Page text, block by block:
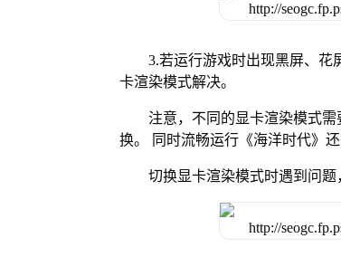
3.若运行游戏时出现黑屏、花
卡渲染模式解决。
注意，不同的显卡渲染模式
换。 同时流畅运行《海洋时代》
切换显卡渲染模式时遇到问题